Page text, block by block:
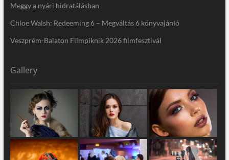
Meggy a nyári hidratálásban
Chloe Walsh: Redeeming 6 – Megváltás 6 könyvajánló
Veszprém-Balaton Filmpiknik 2026 filmfesztivál
Gallery